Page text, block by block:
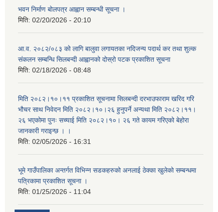
भवन निर्माण बोलपत्र आह्वान सम्बन्धी सूचना ।
मिति: 02/20/2026 - 20:10
आ.व. २०८२/०८३ को लागि बालुवा लगायतका नदिजन्य पदार्थ कर तथा शुल्क
संकलन सम्बन्धि सिलबन्दी आह्वानको दोस्रो पटक प्रकाशित सूचना
मिति: 02/18/2026 - 08:48
मिति २०८२।१०।११ प्रकाशित सूचनामा सिलबन्दी दरभाउफाराम खरिद गरि
भौचर साथ निवेदन मिति २०८२।१०।२६ हुनुपर्ने अन्यथा मिति २०८२।११।
२६ भएकोमा पुनः सच्याई मिति २०८२।१०। २६ गते कायम गरिएको बेहोरा
जानकारी गराइन्छ । ।
मिति: 02/05/2026 - 16:31
भूमे गाउँपालिका अन्तर्गत विभिन्न सडकहरुको अनलाई ठेक्का खुलेको सम्बन्धमा
पत्रिकामा प्रकाशित सूचना ।
मिति: 01/25/2026 - 11:04